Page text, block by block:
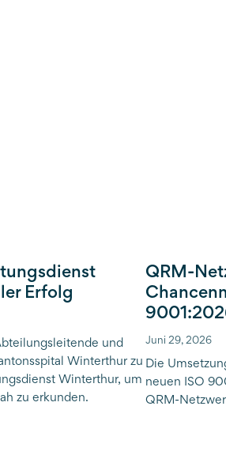
Erfolg
und
Winterthur zu
Winterthur, um
zu erkunden.
QRM-
Juni 29, 2026
Die
neuen ISO
QRM-